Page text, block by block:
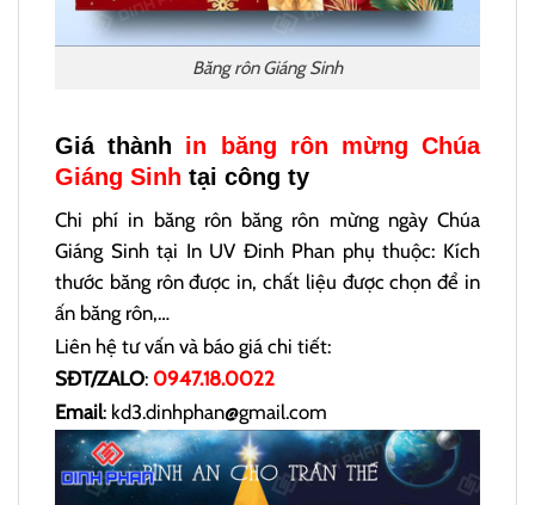
Băng rôn Giáng Sinh
Giá thành in băng rôn mừng Chúa
Giáng Sinh tại công ty
Chi phí in băng rôn băng rôn mừng ngày Chúa
Giáng Sinh tại In UV Đinh Phan phụ thuộc: Kích
thước băng rôn được in, chất liệu được chọn để in
ấn băng rôn,…
Liên hệ tư vấn và báo giá chi tiết:
SĐT/ZALO: 0947.18.0022
Email: kd3.dinhphan@gmail.com